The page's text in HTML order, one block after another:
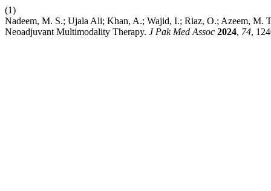
(1)
Nadeem, M. S.; Ujala Ali; Khan, A.; Wajid, I.; Riaz, O.; Azeem, M.
Neoadjuvant Multimodality Therapy. J Pak Med Assoc 2024, 74,